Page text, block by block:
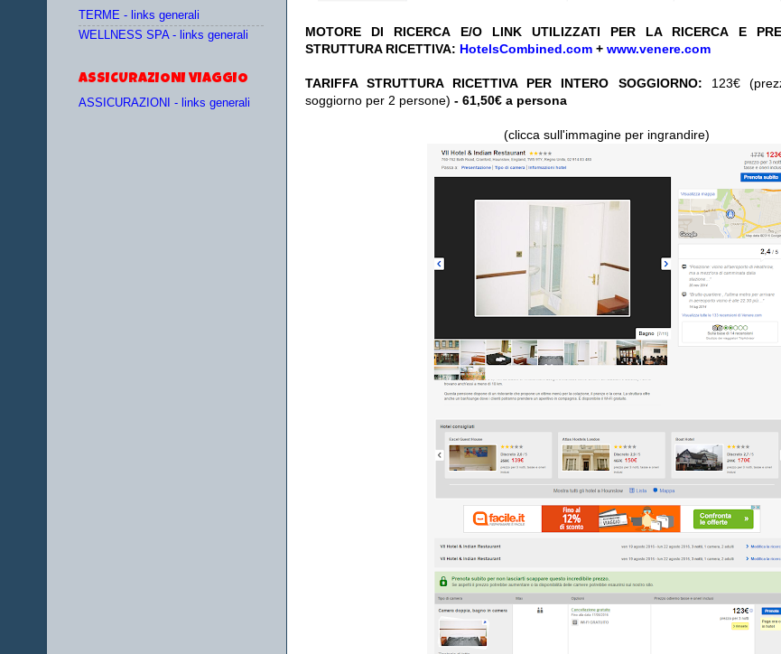
MOTORE DI RICERCA E/O LINK UTILIZZATI PER LA RICERCA E
STRUTTURA RICETTIVA: HotelsCombined.com + www.venere.com
TARIFFA STRUTTURA RICETTIVA PER INTERO SOGGIORNO: 123€
soggiorno per 2 persone) - 61,50€ a persona
(clicca sull'immagine per ingrandire)
TERME - links generali
WELLNESS SPA - links generali
ASSICURAZIONI VIAGGIO
ASSICURAZIONI - links generali